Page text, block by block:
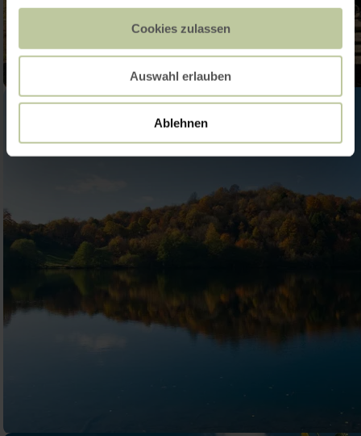
Cookies zulassen
Auswahl erlauben
Ablehnen